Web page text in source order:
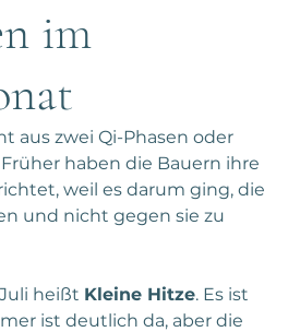
im
aus zwei Qi-Phasen oder
haben die Bauern ihre
weil es darum ging, die
und nicht gegen sie zu
heißt Kleine Hitze. Es ist
ist deutlich da, aber die